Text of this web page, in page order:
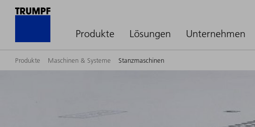
Produkte Lösungen Unternehmen
Produkte Maschinen & Systeme Stanzmaschinen